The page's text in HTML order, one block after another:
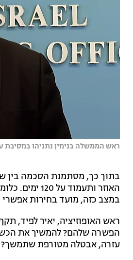
ראש הממשלה בנימין נתניהו במסיבת
בתוך כך, מסתמנת הסכמה בין
האוזר
במצב כזה, מועד בחירות אפשרי יהיה 23
הפשרה שלהם? להמשיך את
עזרה, אבטלה מטורפת